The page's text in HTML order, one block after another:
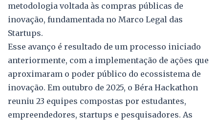
metodologia voltada às compras públicas de
inovação, fundamentada no Marco Legal das
Startups.
Esse avanço é resultado de um processo iniciado
anteriormente, com a implementação de ações que
aproximaram o poder público do ecossistema de
inovação. Em outubro de 2025, o Béra Hackathon
reuniu 23 equipes compostas por estudantes,
empreendedores, startups e pesquisadores. As